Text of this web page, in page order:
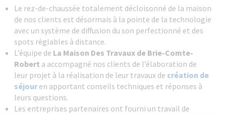
Le rez-de-chaussée totalement décloisonné de la maison
de nos clients est désormais à la pointe de la technologie
avec un système de diffusion du son perfectionné et des
spots réglables à distance.
L’équipe de La Maison Des Travaux de Brie-Comte-
Robert a accompagné nos clients de l’élaboration de
leur projet à la réalisation de leur travaux de création de
séjouren apportant conseils techniques et réponses à
leurs questions.
Les entreprises partenaires ont fourni un travail de